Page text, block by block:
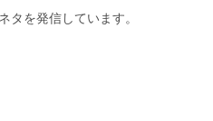
タを発信しています。